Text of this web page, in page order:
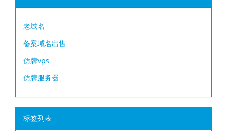
老域名
备案域名出售
仿牌vps
仿牌服务器
标签列表